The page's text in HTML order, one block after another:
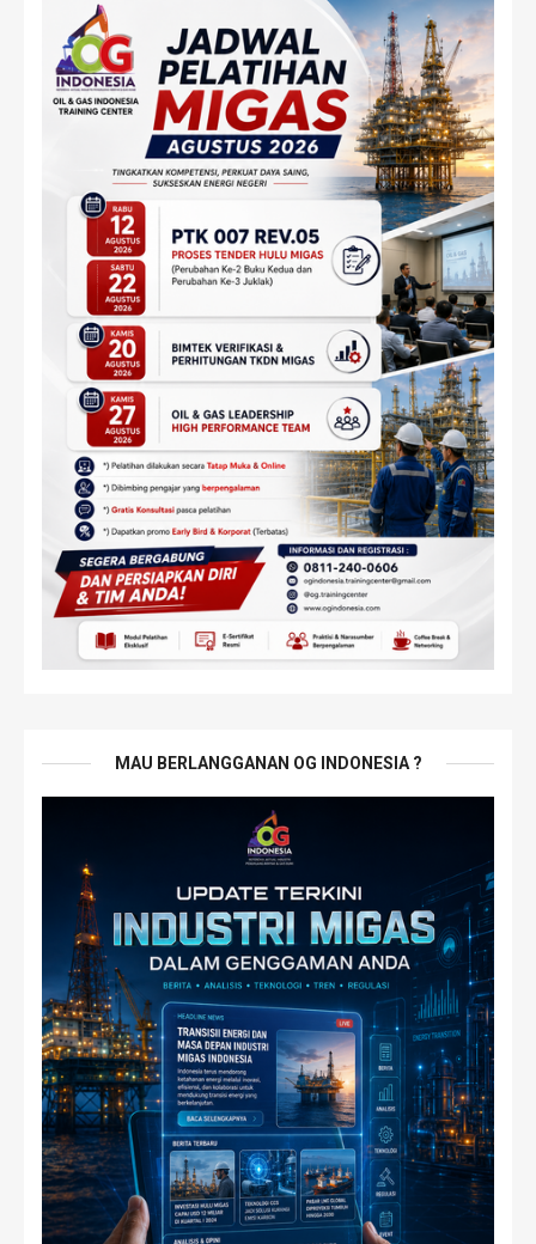
MAU BERLANGGANAN OG INDONESIA ?